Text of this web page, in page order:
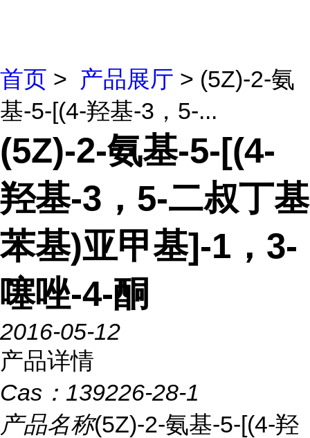
首页 > 产品展厅 > (5Z)-2-氨
基-5-[(4-羟基-3，5-...
(5Z)-2-氨基-5-[(4-
羟基-3，5-二叔丁基
苯基)亚甲基]-1，3-
噻唑-4-酮
2016-05-12
产品详情
Cas： 139226-28-1
产品名称(5Z)-2-氨基-5-[(4-羟